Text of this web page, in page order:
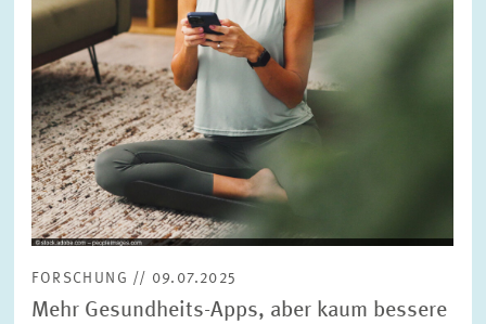
FORSCHUNG // 09.07.2025
Mehr Gesundheits-Apps, aber kaum bessere